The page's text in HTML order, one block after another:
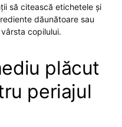
să citească etichetele și
dăunătoare sau
copilului.
plăcut
periajul